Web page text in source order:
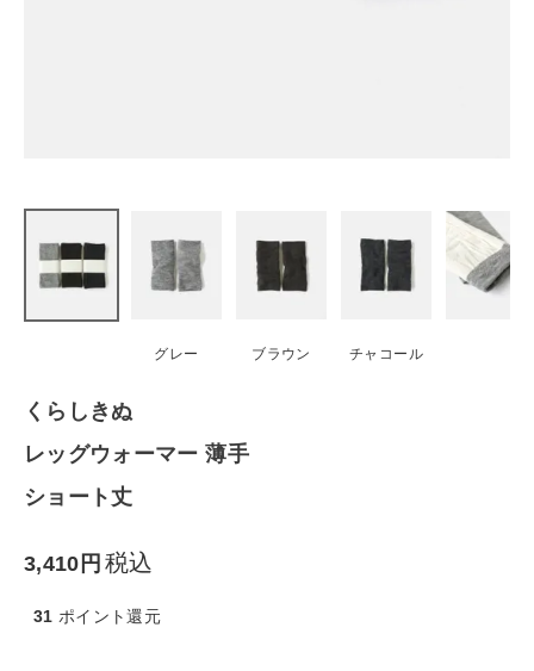
ナチュラル服
ファッション雑貨
食品
グレー ブラウン チャコール
くらしきぬ
レッグウォーマー 薄手
ショート丈
3,410 税込
31 ポイント還元